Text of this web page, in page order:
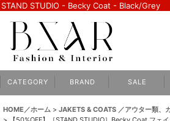
STAND STUDIO - Becky Coat - Black/Grey
C A T E G O R Y B R A N D S A L E
HOME／ホーム > JAKETS & COATS ／アウター類、